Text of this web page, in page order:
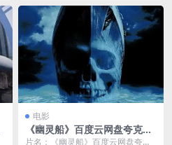
电影
《幽灵船》百度云网盘夸克下
载.阿里云盘.中字.(2002)
片名：《幽灵船》百度云网盘夸克